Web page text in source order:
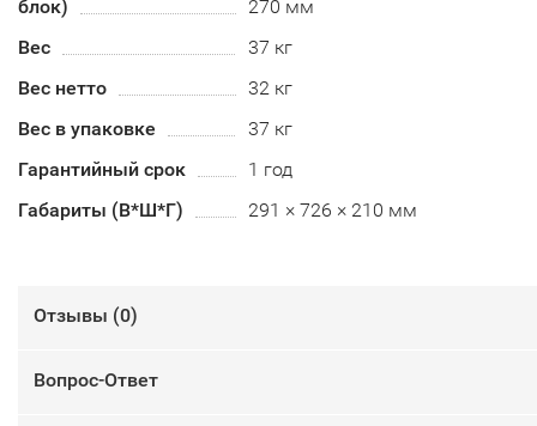
блок)
270 мм
Вес
37 кг
Вес нетто
32 кг
Вес в упаковке
37 кг
Гарантийный срок
1 год
Габариты (В*Ш*Г)
291 × 726 × 210 мм
Отзывы (0)
Вопрос-Ответ